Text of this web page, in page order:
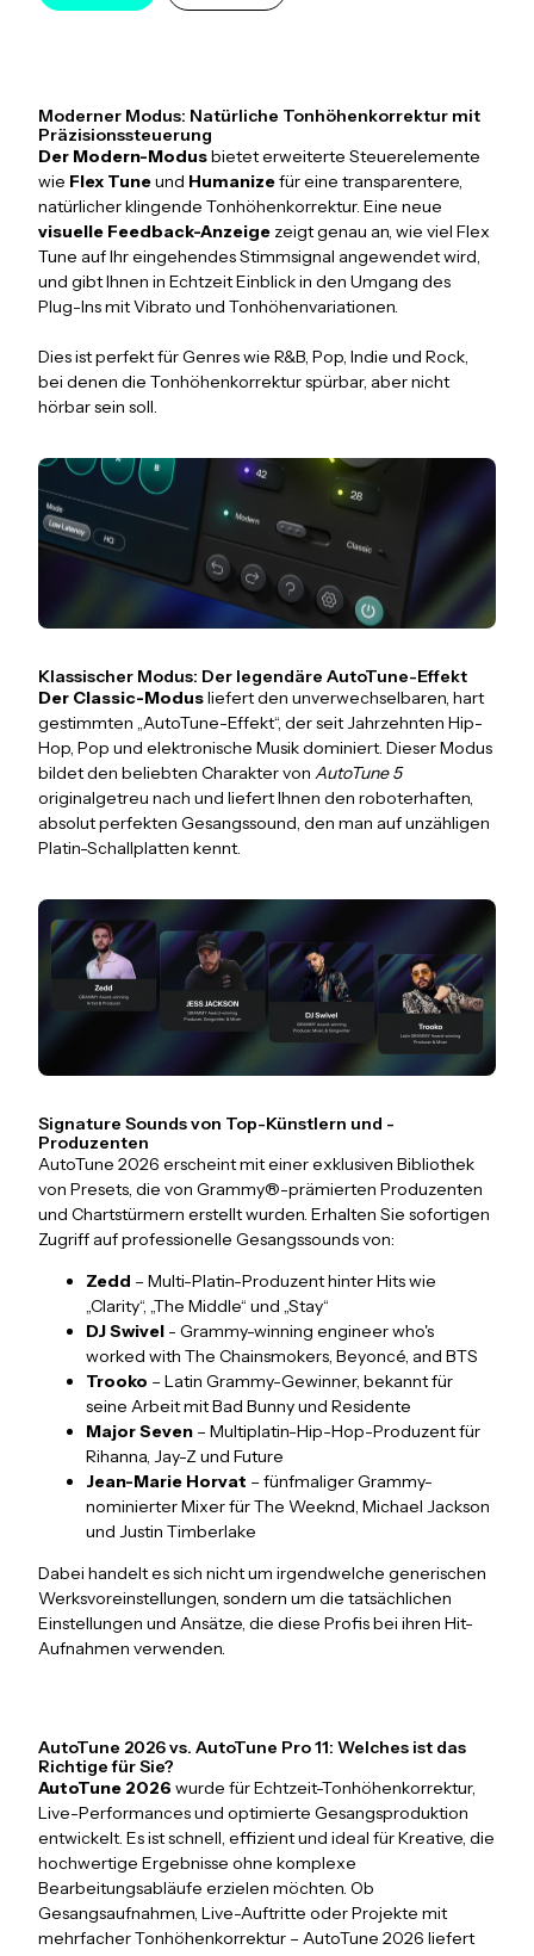
Moderner Modus: Natürliche Tonhöhenkorrektur mit
Präzisionssteuerung
Der Modern-Modusbietet erweiterte Steuerelemente
wie Flex Tuneund Humanizefür eine transparentere,
natürlicher klingende Tonhöhenkorrektur. Eine neue
visuelle Feedback-Anzeige zeigt genau an, wie viel Flex
Tune auf Ihr eingehendes Stimmsignal angewendet wird,
und gibt Ihnen in Echtzeit Einblick in den Umgang des
Plug-Ins mit Vibrato und Tonhöhenvariationen.
Dies ist perfekt für Genres wie R&B, Pop, Indie und Rock,
bei denen die Tonhöhenkorrektur spürbar, aber nicht
hörbar sein soll.
Klassischer Modus: Der legendäre AutoTune-Effekt
Der Classic-Modusliefert den unverwechselbaren, hart
gestimmten „AutoTune-Effekt“, der seit Jahrzehnten Hip-
Hop, Pop und elektronische Musik dominiert. Dieser Modus
bildet den beliebten Charakter von AutoTune 5
originalgetreu nach und liefert Ihnen den roboterhaften,
absolut perfekten Gesangssound, den man auf unzähligen
Platin-Schallplatten kennt.
Signature Sounds von Top-Künstlern und -
Produzenten
AutoTune 2026 erscheint mit einer exklusiven Bibliothek
von Presets, die von Grammy®-prämierten Produzenten
und Chartstürmern erstellt wurden. Erhalten Sie sofortigen
Zugriff auf professionelle Gesangssounds von:
Zedd – Multi-Platin-Produzent hinter Hits wie
„Clarity“, „The Middle“ und „Stay“
DJ Swivel - Grammy-winning engineer who's
worked with The Chainsmokers, Beyoncé, and BTS
Trooko – Latin Grammy-Gewinner, bekannt für
seine Arbeit mit Bad Bunny und Residente
Major Seven – Multiplatin-Hip-Hop-Produzent für
Rihanna, Jay-Z und Future
Jean-Marie Horvat – fünfmaliger Grammy-
nominierter Mixer für The Weeknd, Michael Jackson
und Justin Timberlake
Dabei handelt es sich nicht um irgendwelche generischen
Werksvoreinstellungen, sondern um die tatsächlichen
Einstellungen und Ansätze, die diese Profis bei ihren Hit-
Aufnahmen verwenden.
AutoTune 2026 vs. AutoTune Pro 11: Welches ist das
Richtige für Sie?
AutoTune 2026 wurde für Echtzeit-Tonhöhenkorrektur,
Live-Performances und optimierte Gesangsproduktion
entwickelt. Es ist schnell, effizient und ideal für Kreative, die
hochwertige Ergebnisse ohne komplexe
Bearbeitungsabläufe erzielen möchten. Ob
Gesangsaufnahmen, Live-Auftritte oder Projekte mit
mehrfacher Tonhöhenkorrektur – AutoTune 2026 liefert